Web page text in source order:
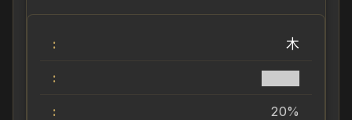
木
20%